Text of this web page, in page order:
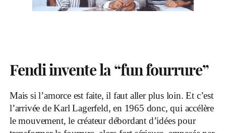
Fendi invente la “fun fourrure”
Mais si l’amorce est faite, il faut aller plus loin. Et c’est
l’arrivée de Karl Lagerfeld, en 1965 donc, qui accélère
le mouvement, le créateur débordant d’idées pour